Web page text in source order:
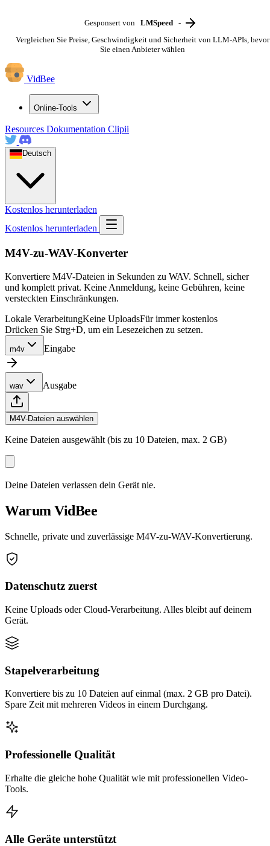
Gesponsert von LMSpeed -
Vergleichen Sie Preise, Geschwindigkeit und Sicherheit von LLM-APIs, bevor
Sie einen Anbieter wählen
VidBee
Online-Tools
Resources Dokumentation Clipii
Deutsch
Kostenlos herunterladen
Kostenlos herunterladen
M4V-zu-WAV-Konverter
Konvertiere M4V-Dateien in Sekunden zu WAV. Schnell, sicher
und komplett privat. Keine Anmeldung, keine Gebühren, keine
versteckten Einschränkungen.
Lokale VerarbeitungKeine UploadsFür immer kostenlos
Drücken Sie Strg+D, um ein Lesezeichen zu setzen.
m4v Eingabe
wav Ausgabe
M4V-Dateien auswählen
Keine Dateien ausgewählt (bis zu 10 Dateien, max. 2 GB)
Deine Dateien verlassen dein Gerät nie.
Warum VidBee
Schnelle, private und zuverlässige M4V-zu-WAV-Konvertierung.
Datenschutz zuerst
Keine Uploads oder Cloud-Verarbeitung. Alles bleibt auf deinem
Gerät.
Stapelverarbeitung
Konvertiere bis zu 10 Dateien auf einmal (max. 2 GB pro Datei).
Spare Zeit mit mehreren Videos in einem Durchgang.
Professionelle Qualität
Erhalte die gleiche hohe Qualität wie mit professionellen Video-
Tools.
Alle Geräte unterstützt